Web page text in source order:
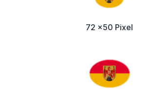
72 x50 Pixel